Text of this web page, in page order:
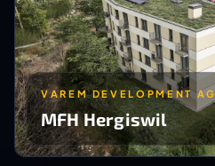
VAREM DEVELOPMENT AG
MFH Hergiswil